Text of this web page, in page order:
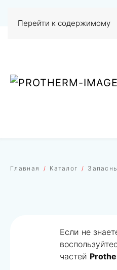
Перейти к содержимому
Главная Каталог
Если не
частей